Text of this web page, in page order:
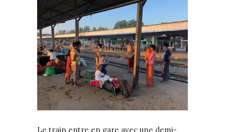
Le train entre en gare avec une demi-